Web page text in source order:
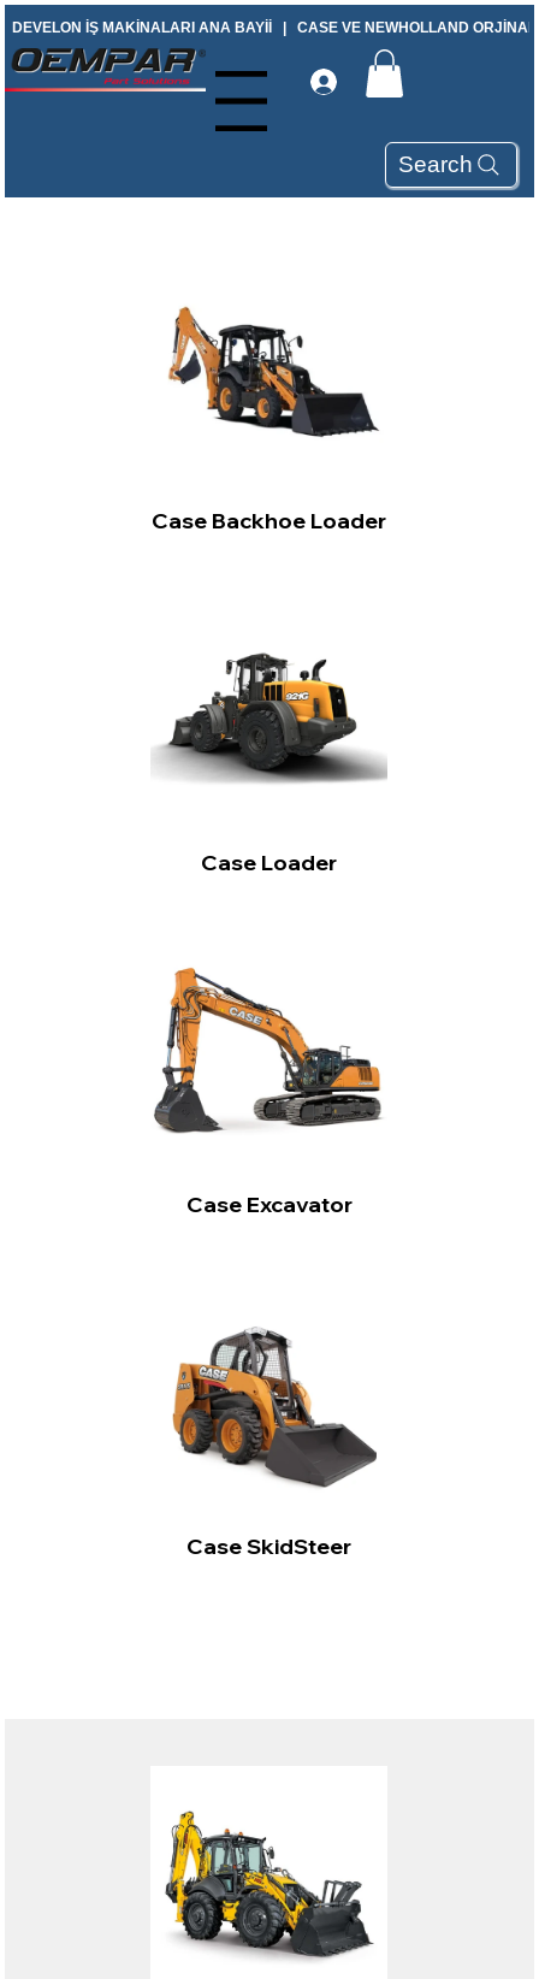
DEVELON İŞ MAKİNALARI ANA BAYİİ   |   CASE VE NEWHOLLAND
Menu
Search
Case Backhoe Loader
Case Loader
Case Excavator
Case SkidSteer